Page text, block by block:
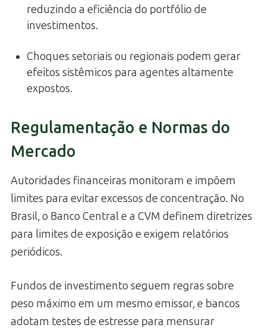
reduzindo a eficiência do portfólio de
investimentos.
Choques setoriais ou regionais podem gerar
efeitos sistêmicos para agentes altamente
expostos.
Regulamentação e Normas do
Mercado
Autoridades financeiras monitoram e impõem
limites para evitar excessos de concentração. No
Brasil, o Banco Central e a CVM definem diretrizes
para limites de exposição e exigem relatórios
periódicos.
Fundos de investimento seguem regras sobre
peso máximo em um mesmo emissor, e bancos
adotam testes de estresse para mensurar